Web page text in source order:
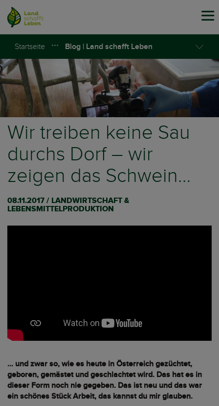
Startseite Blog | Land schafft Leben
Wir treiben keine Sau
durchs Dorf – wir
zeigen das Schwein…
08.11.2017 / LANDWIRTSCHAFT &
LEBENSMITTELPRODUKTION
… und zwar so, wie es heute in Österreich gezüchtet,
geboren, gemästet und geschlachtet wird. Das hat es in
dieser Form noch nie gegeben. Das ist neu und das war
ein schönes Stück Arbeit, das kannst du mir glauben.